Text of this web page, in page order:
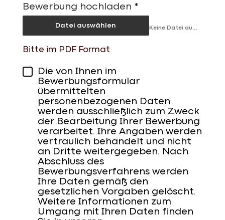
Bewerbung hochladen *
Datei auswählen Keine Datei ausgewählt
Bitte im PDF Format
Die von Ihnen im
Bewerbungsformular
übermittelten
personenbezogenen Daten
werden ausschließlich zum Zweck
der Bearbeitung Ihrer Bewerbung
verarbeitet. Ihre Angaben werden
vertraulich behandelt und nicht
an Dritte weitergegeben. Nach
Abschluss des
Bewerbungsverfahrens werden
Ihre Daten gemäß den
gesetzlichen Vorgaben gelöscht.
Weitere Informationen zum
Umgang mit Ihren Daten finden